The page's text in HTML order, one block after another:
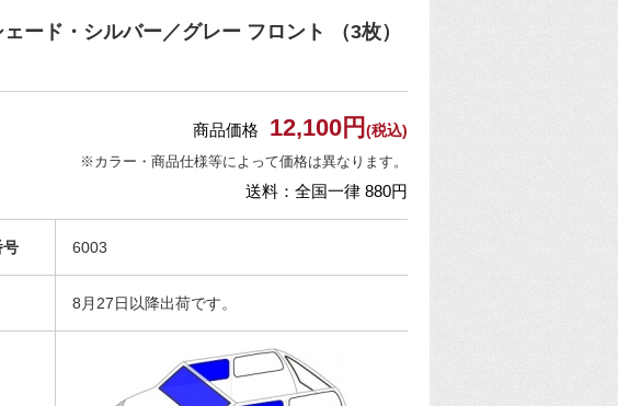
ード・シルバー／グレー フロント （3枚）
商品価格 12,100円 (税込)
※カラー・商品仕様等によって価格は異なります。
送料：全国一律 880円
号 6003
8月27日以降出荷です。